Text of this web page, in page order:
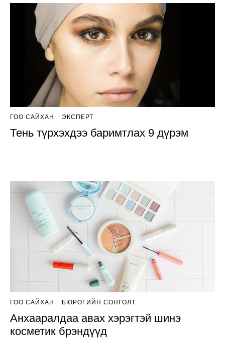
ГОО САЙХАН ЭКСПЕРТ
Тень түрхэхдээ баримтлах 9 дүрэм
ГОО САЙХАН БЮРОГИЙН СОНГОЛТ
Анхааралдаа авах хэрэгтэй шинэ
косметик брэндүүд